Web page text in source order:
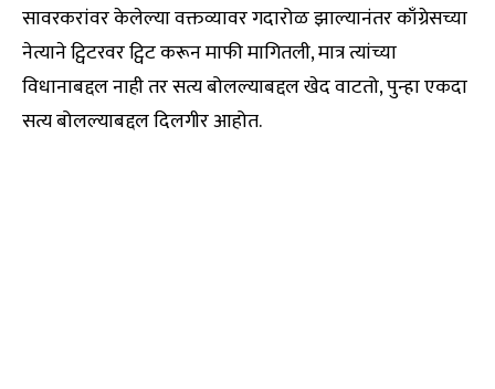
सावरकरांवर केलेल्या वक्तव्यावर गदारोळ झाल्यानंतर काँग्रेसच्या
नेत्याने ट्विटरवर ट्विट करून माफी मागितली, मात्र त्यांच्या
विधानाबद्दल नाही तर सत्य बोलल्याबद्दल खेद वाटतो, पुन्हा एकदा
सत्य बोलल्याबद्दल दिलगीर आहोत.